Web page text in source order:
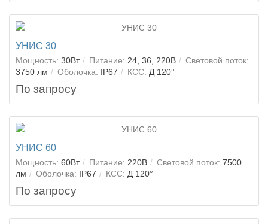
УНИС 30
Мощность: 30Вт Питание: 24, 36, 220В
Световой поток:
3750 лм
Оболочка: IP67 КСС: Д 120°
По запросу
УНИС 60
Мощность: 60Вт Питание: 220В Световой поток: 7500
лм
Оболочка: IP67 КСС: Д 120°
По запросу